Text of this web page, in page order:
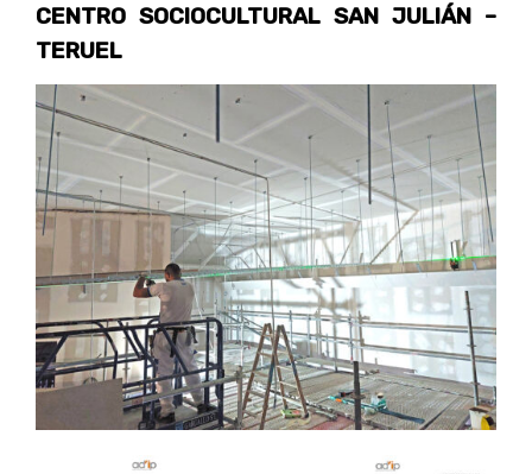
CENTRO SOCIOCULTURAL SAN JULIÁN –
TERUEL